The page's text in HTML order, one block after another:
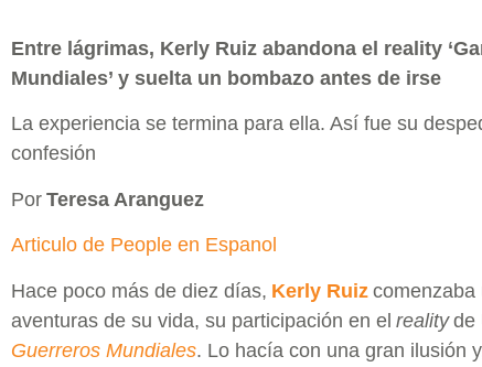
Entre lágrimas, Kerly Ruiz abandona el reality
Mundiales’ y suelta un bombazo antes de irse
La experiencia se termina para ella. Así fue su
confesión
Por Teresa Aranguez
Articulo de People en Espanol
Hace poco más de diez días, Kerly Ruiz comenzaba
aventuras de su vida, su participación en el realityde
Guerreros Mundiales. Lo hacía con una gran ilusión